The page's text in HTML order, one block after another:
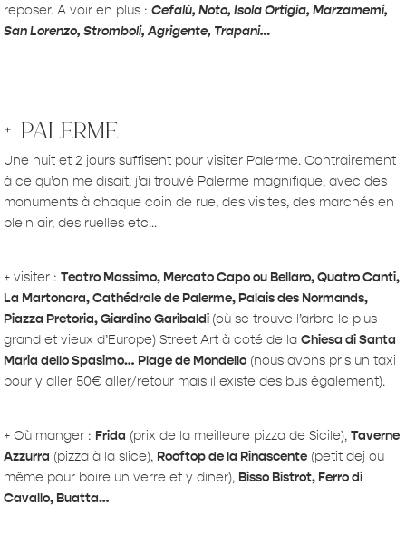
reposer. A voir en plus :Cefalù, Noto, Isola Ortigia, Marzamemi,
San Lorenzo, Stromboli, Agrigente, Trapani…
+ palerme
Une nuit et 2 jours suffisent pour visiter Palerme. Contrairement
à ce qu’on me disait, j’ai trouvé Palerme magnifique, avec des
monuments à chaque coin de rue, des visites, des marchés en
plein air, des ruelles etc…
+ visiter :Teatro Massimo, Mercato Capo ou Bellaro, Quatro Canti,
La Martonara, Cathédrale de Palerme, Palais des Normands,
Piazza Pretoria, Giardino Garibaldi (où se trouve l’arbre le plus
grand et vieux d’Europe) Street Art à coté de laChiesa di Santa
Maria dello Spasimo… Plage de Mondello (nous avons pris un taxi
pour y aller 50€ aller/retour mais il existe des bus également).
+ Où manger : Frida (prix de la meilleure pizza de Sicile),Taverne
Azzurra (pizza à la slice), Rooftop de la Rinascente (petit dej ou
même pour boire un verre et y diner), Bisso Bistrot, Ferro di
Cavallo, Buatta…